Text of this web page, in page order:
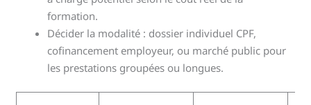
formation.
Décider la modalité : dossier individuel CPF,
cofinancement employeur, ou marché public pour
les prestations groupées ou longues.